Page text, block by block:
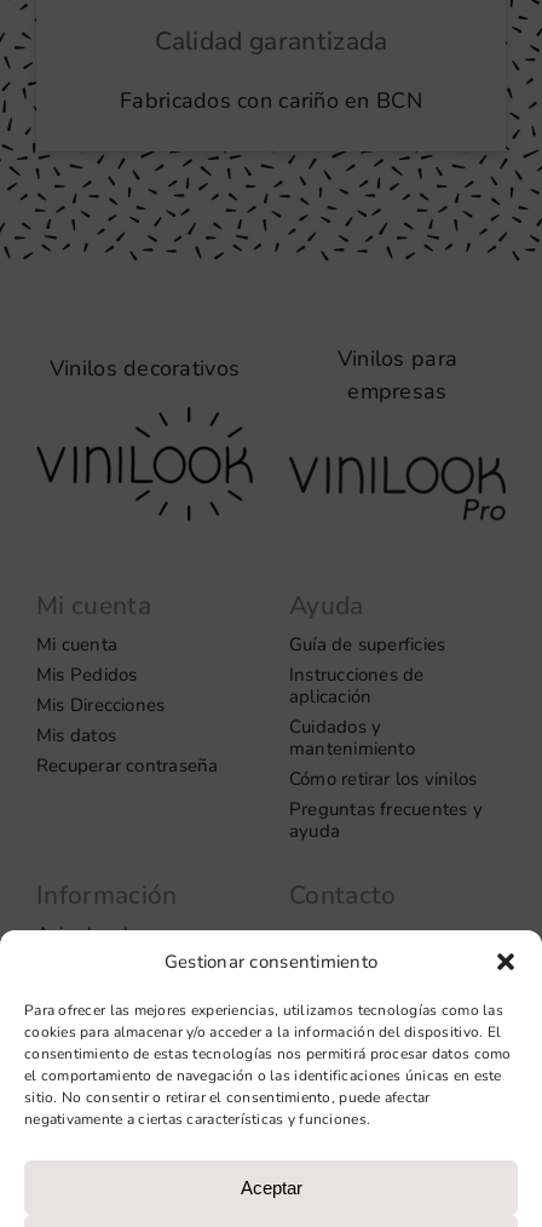
Gestionar consentimiento
Para ofrecer las mejores experiencias, utilizamos tecnologías como las
cookies para almacenar y/o acceder a la información del dispositivo. El
consentimiento de estas tecnologías nos permitirá procesar datos como
el comportamiento de navegación o las identificaciones únicas en este
sitio. No consentir o retirar el consentimiento, puede afectar
negativamente a ciertas características y funciones.
Aceptar
Calidad garantizada
Fabricados con cariño en BCN
Vinilos decorativos
Mi cuenta
Mi cuenta
Mis Pedidos
Mis Direcciones
Mis datos
Recuperar contraseña
Ayuda
Guía de superficies
Instrucciones de
aplicación
Cuidados y
mantenimiento
Cómo retirar los vinilos
Preguntas frecuentes y
ayuda
Información
Aviso legal
Política de privacidad
cookies
Condiciones de venta
Condiciones generales de
contratación
Diseño web: qualitystudio
Contacto
08037 – Barcelona
+34 93 706 51 69
hello@vinilook.net
Vinilos para
empresas